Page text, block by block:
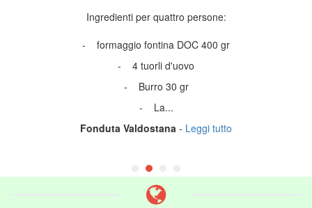
Ingredienti per quattro persone:
- formaggio fontina DOC 400 gr
- 4 tuorli d'uovo
- Burro 30 gr
- La...
Fonduta Valdostana - Leggi tutto